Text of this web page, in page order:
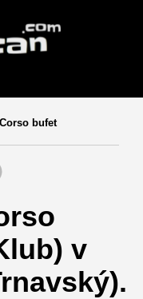
Corso bufet
v